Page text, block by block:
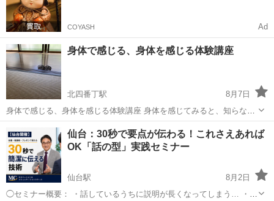
COYASH Ad
身体で感じる、身体を感じる体験講座
北四番丁駅
8月7日
身体で感じる、身体を感じる体験講座 身体を感じてみると、知らなか
った事にたくさん氣付きます。 外の世界のことも身体で感じると色々
な事に氣付きますし、 自分の事も身体を感じる事でしか知り得ないこ
とがたくさんあります。 ...
仙台市 北四番丁駅 その他
仙台：30秒で要点が伝わる！これさえあれば
OK「話の型」実践セミナー
仙台駅
8月2日
◯セミナー概要： ・話しているうちに説明が長くなってしまう… ・会